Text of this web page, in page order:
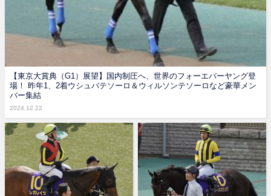
【東京大賞典（G1）展望】国内制圧へ、世界のフォーエバーヤング登
場！ 昨年1、2着ウシュバテソーロ＆ウィルソンテソーロなど豪華メン
バー集結
2024.12.22